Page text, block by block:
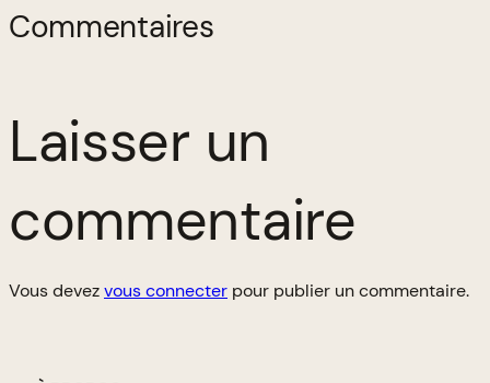
Commentaires
Laisser un
commentaire
Vous devezvous connecter pour publier un commentaire.